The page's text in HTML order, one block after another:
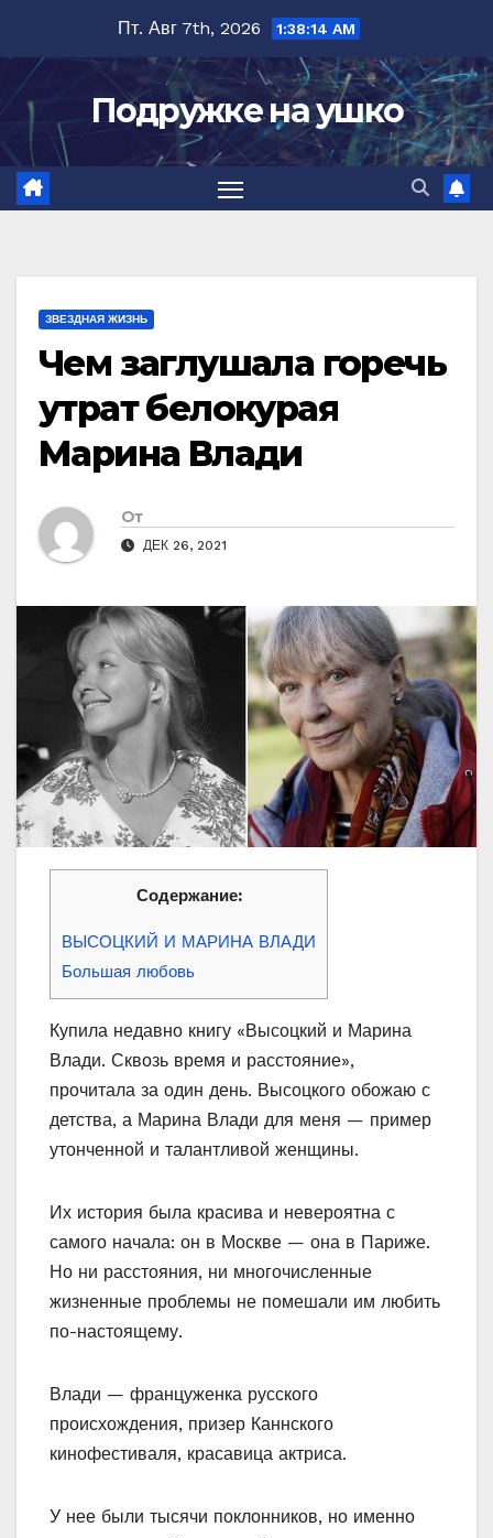
содержимому
Пт. Авг 7th, 2026 1:38:16 AM
Подружке на ушко
ЗВЕЗДНАЯ ЖИЗНЬ
Чем заглушала горечь
утрат белокурая
Марина Влади
От
ДЕК 26, 2021
Содержание:
ВЫСОЦКИЙ И МАРИНА ВЛАДИ
Большая любовь
Купила недавно книгу «Высоцкий и Марина
Влади. Сквозь время и расстояние»,
прочитала за один день. Высоцкого обожаю с
детства, а Марина Влади для меня — пример
утонченной и талантливой женщины.
Их история была красива и невероятна с
самого начала: он в Москве — она в Париже.
Но ни расстояния, ни многочисленные
жизненные проблемы не помешали им любить
по-настоящему.
Влади — француженка русского
происхождения, призер Каннского
кинофестиваля, красавица актриса.
У нее были тысячи поклонников, но именно